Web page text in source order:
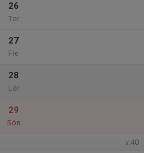
26
Tor
27
Fre
28
Lör
29
Sön
v.40